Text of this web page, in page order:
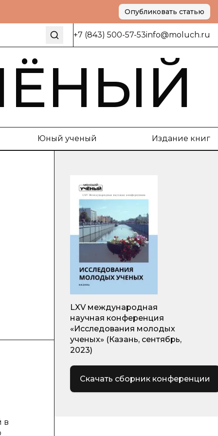
Опубликовать статью
+7 (843) 500-57-53info@moluch.ru
Юный ученый Издание книг
в
LXV международная
научная конференция
«Исследования молодых
ученых» (Казань, сентябрь,
2023)
Скачать сборник конференции